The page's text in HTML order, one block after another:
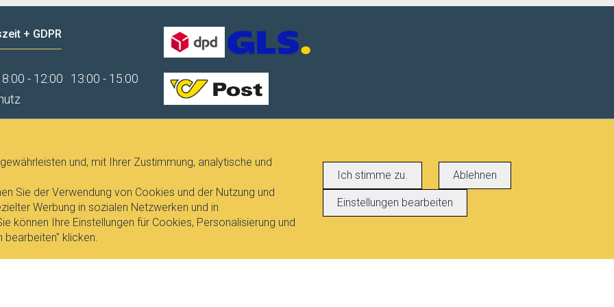
+ GDPR
8:00 - 12:00
13:00 - 15:00
und, mit Ihrer Zustimmung, analytische und
Sie der Verwendung von Cookies und der Nutzung und
Werbung in sozialen Netzwerken und in
können Ihre Einstellungen für Cookies, Personalisierung und
bearbeiten" klicken.
Ich stimme zu. Ablehnen
Einstellungen bearbeiten